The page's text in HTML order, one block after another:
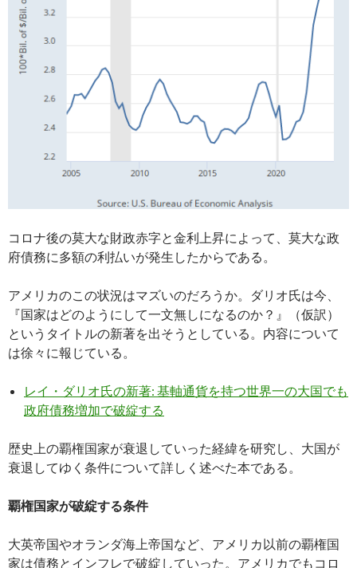
コロナ後の莫大な財政赤字と金利上昇によって、莫大な政
府債務に多額の利払いが発生したからである。
アメリカのこの状況はマズいのだろうか。ダリオ氏は今、
『国家はどのようにして一文無しになるのか？』（仮訳）
というタイトルの新著を出そうとしている。内容について
は徐々に報じている。
レイ・ダリオ氏の新著: 基軸通貨を持つ世界一の大国でも
政府債務増加で破綻する
歴史上の覇権国家が衰退していった経緯を研究し、大国が
衰退してゆく条件について詳しく述べた本である。
覇権国家が破綻する条件
大英帝国やオランダ海上帝国など、アメリカ以前の覇権国
家は債務とインフレで破綻していった。アメリカでもコロ